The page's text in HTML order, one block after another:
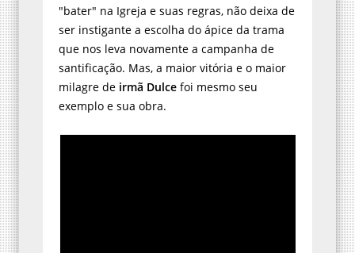
"bater" na Igreja e suas regras, não deixa de
ser instigante a escolha do ápice da trama
que nos leva novamente a campanha de
santificação. Mas, a maior vitória e o maior
milagre de irmã Dulce foi mesmo seu
exemplo e sua obra.